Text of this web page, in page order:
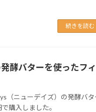
続きを読む
酵バターを使ったフィ
ニューデイズ）の発酵バタ
購入しました。